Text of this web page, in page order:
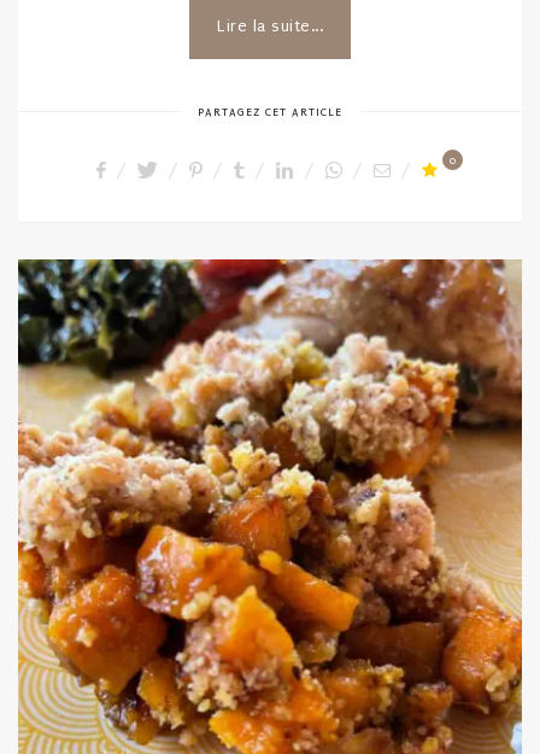
Lire la suite...
PARTAGEZ CET ARTICLE
0